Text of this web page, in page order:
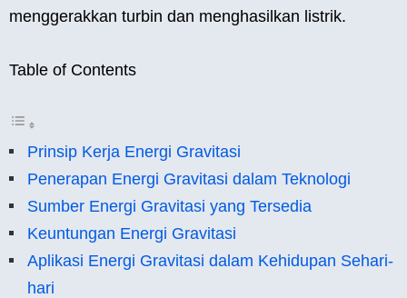
menggerakkan turbin dan menghasilkan listrik.
Table of Contents
Prinsip Kerja Energi Gravitasi
Penerapan Energi Gravitasi dalam Teknologi
Sumber Energi Gravitasi yang Tersedia
Keuntungan Energi Gravitasi
Aplikasi Energi Gravitasi dalam Kehidupan Sehari-
hari